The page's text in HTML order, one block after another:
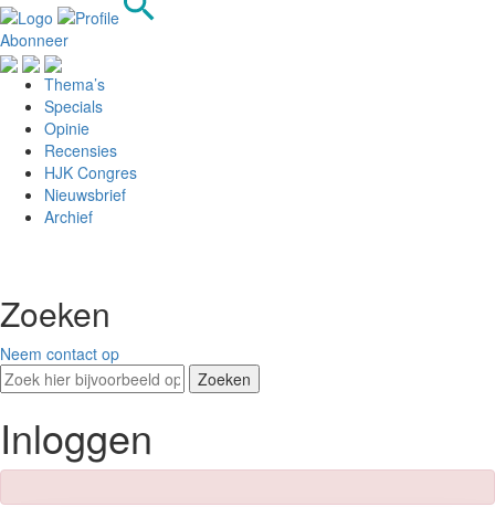
Abonneer
Thema’s
Specials
Opinie
Recensies
HJK Congres
Nieuwsbrief
Archief
Zoeken
Neem contact op
Zoeken
Inloggen